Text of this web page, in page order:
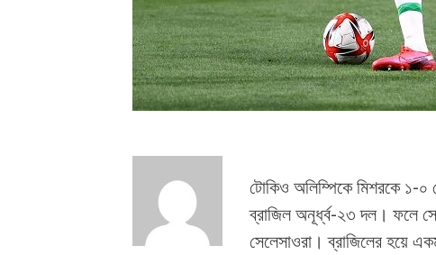
টোকিও অলিম্পিকে মিশরকে ১-০
ব্রাজিল অনূর্ধ্ব-২৩ দল। ফলে
সেলেসাওরা। ব্রাজিলের হয়ে